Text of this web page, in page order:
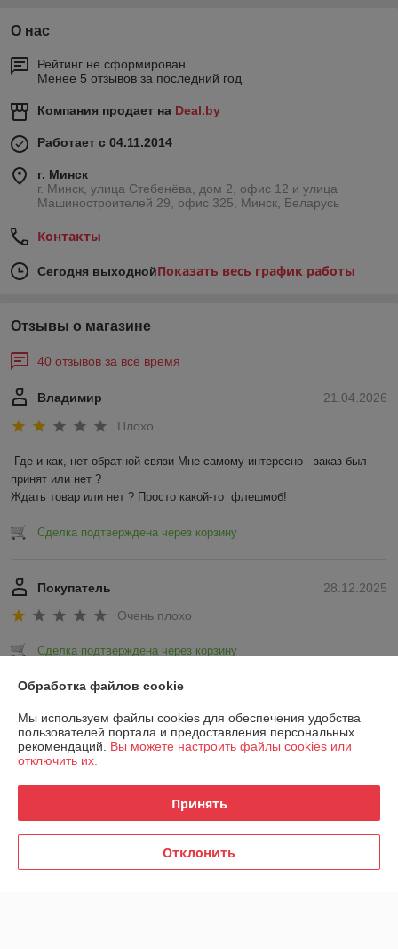
О нас
Рейтинг не сформирован
Менее 5 отзывов за последний год
Компания продает на Deal.by
Работает с 04.11.2014
г. Минск
г. Минск, улица Стебенёва, дом 2, офис 12 и улица
Машиностроителей 29, офис 325, Минск, Беларусь
Контакты
Сегодня выходнойПоказать весь график работы
Отзывы о магазине
40 отзывов за всё время
21.04.2026
Владимир
Плохо
Где и как, нет обратной связи Мне самому интересно - заказ был
принят или нет ?
Ждать товар или нет ? Просто какой-то  флешмоб!
Сделка подтверждена через корзину
28.12.2025
Покупатель
Очень плохо
Сделка подтверждена через корзину
Показать все отзывы
О нас
Доставка и оплата
Обработка файлов cookie
Мы используем файлы cookies для обеспечения удобства
пользователей портала и предоставления персональных
рекомендаций. Вы можете настроить файлы cookies или
отключить их.
Принять
Отклонить